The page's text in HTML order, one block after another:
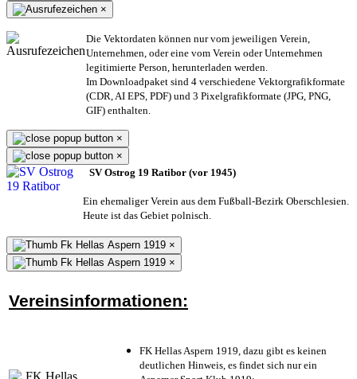
×
Die Vektordaten können nur vom jeweiligen Verein,
Unternehmen, oder eine vom Verein oder Unternehmen
legitimierte Person, herunterladen werden.
Im Downloadpaket sind 4 verschiedene Vektorgrafikformate
(CDR, AI EPS, PDF) und 3 Pixelgrafikformate (JPG, PNG,
GIF) enthalten.
×
×
SV Ostrog 19 Ratibor (vor 1945)
Ein ehemaliger Verein aus dem Fußball-Bezirk Oberschlesien.
Heute ist das Gebiet polnisch.
×
×
Vereinsinformationen:
FK Hellas Aspern 1919, dazu gibt es keinen
deutlichen Hinweis, es findet sich nur ein